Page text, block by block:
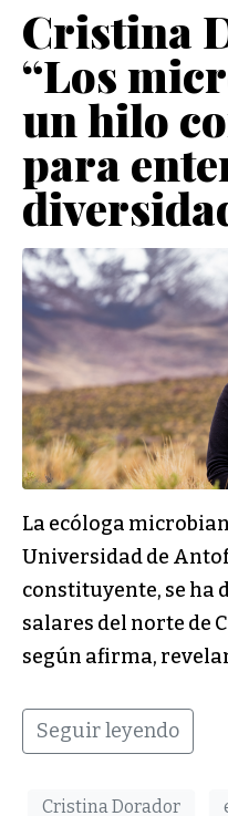
Cristina
“Los
un hilo
para
La ecóloga
Universidad de
constituyente, se ha
salares del norte de
según afirma,
Seguir leyendo
Cristina Dorador